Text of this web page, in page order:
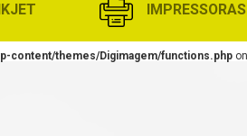
content/themes/Digimagem/functions.php
IMPRESSORAS